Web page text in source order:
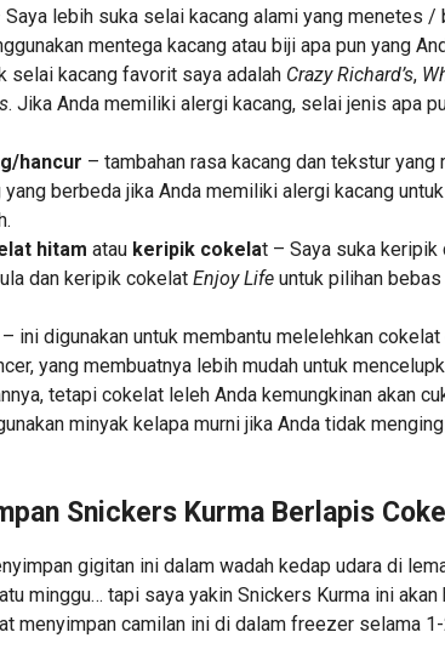
Saya lebih suka selai kacang alami yang menetes /
mentega kacang atau biji apa pun yang
selai kacang favorit saya adalah Crazy Richard’s,
. Jika Anda memiliki alergi kacang, selai jenis apa
hancur – tambahan rasa kacang dan tekstur yang
yang berbeda jika Anda memiliki alergi kacang
hitam atau keripik cokelat – Saya suka keripik
dan keripik cokelat Enjoy Life untuk pilihan
– ini digunakan untuk membantu melelehkan
yang membuatnya lebih mudah untuk
tetapi cokelat leleh Anda kemungkinan akan
minyak kelapa murni jika Anda tidak
Snickers Kurma Berlapis
gigitan ini dalam wadah kedap udara di
minggu… tapi saya yakin Snickers Kurma ini
menyimpan camilan ini di dalam freezer selama